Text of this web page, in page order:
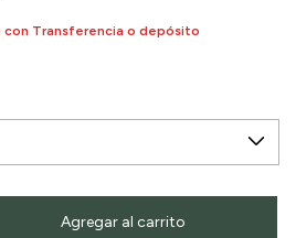
con Transferencia o depósito